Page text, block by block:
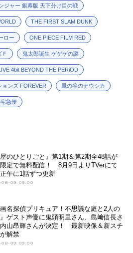
ジャー 銀幕版 天下分け目の戦
THE FIRST SLAM DUNK
ロー ONE PIECE FILM RED
鬼太郎誕生 ゲゲゲの謎
4bit BEYOND THE PERiOD
ンズ FOREVER 風の谷のナウシカ
急便
屋のひとりごと』第1期＆第2期全48話が
定で無料配信！ 8月9日よりTVerにて
午に1話ずつ更新
08-09 09:00
画名探偵プリキュア！不思議な庭と2人の
ゲスト声優に鬼頭明里さん、島﨑信長さ
山昂輝さんが決定！ 最新映像＆新スチ
解禁
08-09 09:00